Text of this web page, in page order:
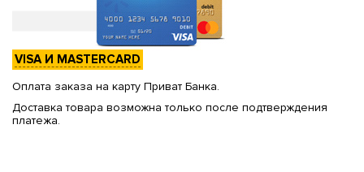
VISA И MASTERCARD
Оплата заказа на карту Приват Банка.
Доставка товара возможна только после подтверждения
платежа.